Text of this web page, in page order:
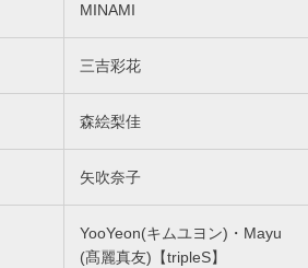
MINAMI
三吉彩花
森絵梨佳
矢吹奈子
YooYeon(キムユヨン)・Mayu
(髙麗真友)【tripleS】